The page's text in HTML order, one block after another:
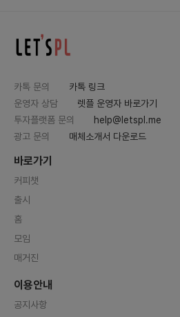
카톡 문의
카톡 링크
운영자 상담
렛플 운영자 바로가기
투자플랫폼 문의
help@letspl.me
광고 문의
매체소개서 다운로드
바로가기
커피챗
출시
홈
모임
매거진
이용안내
공지사항